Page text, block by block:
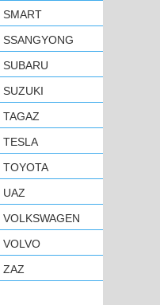
SMART
SSANGYONG
SUBARU
SUZUKI
TAGAZ
TESLA
TOYOTA
UAZ
VOLKSWAGEN
VOLVO
ZAZ